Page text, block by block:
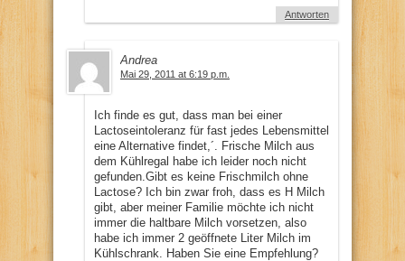
Antworten
Andrea
Mai 29, 2011 at 6:19 p.m.
Ich finde es gut, dass man bei einer
Lactoseintoleranz für fast jedes Lebensmittel
eine Alternative findet,´. Frische Milch aus
dem Kühlregal habe ich leider noch nicht
gefunden.Gibt es keine Frischmilch ohne
Lactose? Ich bin zwar froh, dass es H Milch
gibt, aber meiner Familie möchte ich nicht
immer die haltbare Milch vorsetzen, also
habe ich immer 2 geöffnete Liter Milch im
Kühlschrank. Haben Sie eine Empfehlung?